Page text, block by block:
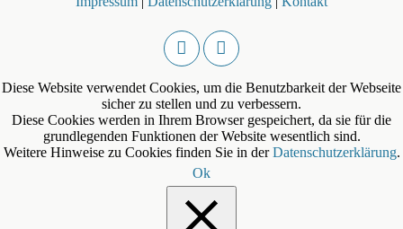
Diese Website verwendet Cookies, um die Benutzbarkeit der Webseite
sicher zu stellen und zu verbessern.
Diese Cookies werden in Ihrem Browser gespeichert, da sie für die
grundlegenden Funktionen der Website wesentlich sind.
Weitere Hinweise zu Cookies finden Sie in derDatenschutzerklärung.
Ok